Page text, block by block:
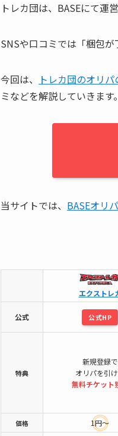
トレカ団は、BASEにて運
SNSや口コミでは「梱包が
今回は、 トレカ団のオリパ
ミなどを解説していきます。
当サイトでは、 BASEオリ
エクストレ
公式 公式HP
特典
新規登録で
オリパを引
無料チケット
価格 1円～